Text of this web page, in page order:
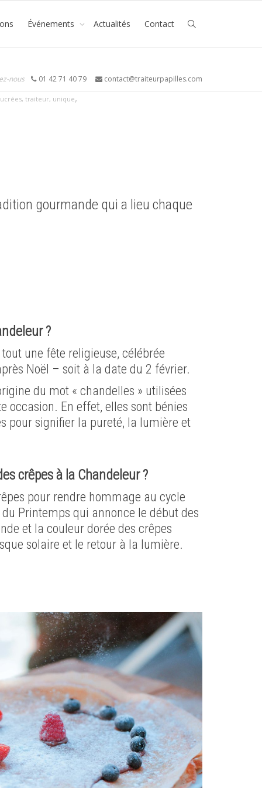
Événements Actualités Contact
nous 01 42 71 40 79 contact@traiteurpapilles.com
, traiteur, unique,
gourmande qui a lieu chaque
?
une fête religieuse, célébrée
Noël – soit à la date du 2 février.
du mot « chandelles » utilisées
occasion. En effet, elles sont bénies
pour signifier la pureté, la lumière et
crêpes à la Chandeleur ?
pour rendre hommage au cycle
du Printemps qui annonce le début des
et la couleur dorée des crêpes
solaire et le retour à la lumière.